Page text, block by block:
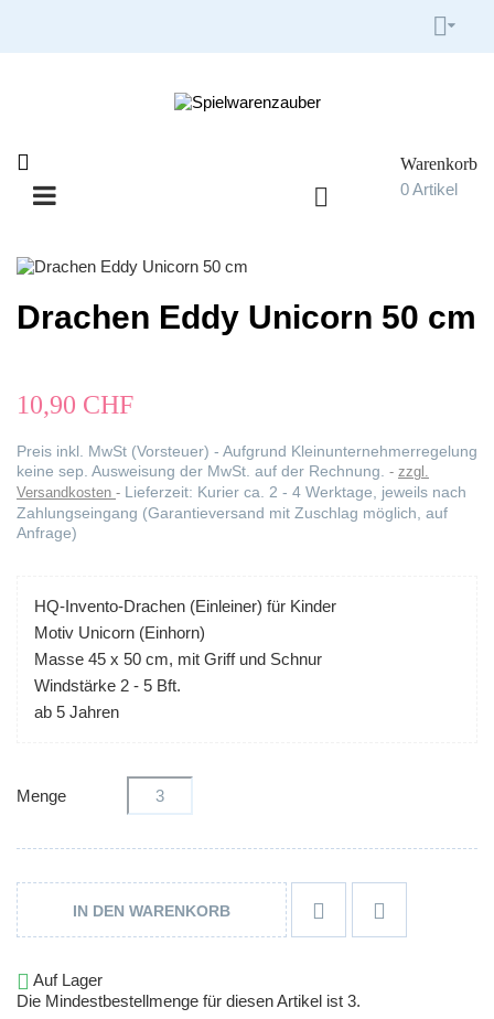

Warenkorb
0Artikel


Navigation
Drachen Eddy Unicorn 50 cm
10,90 CHF
Preis inkl. MwSt (Vorsteuer) - Aufgrund Kleinunternehmerregelung
keine sep. Ausweisung der MwSt. auf der Rechnung.
zzgl.
Versandkosten
Lieferzeit: Kurier ca. 2 - 4 Werktage, jeweils nach
Zahlungseingang (Garantieversand mit Zuschlag möglich, auf
Anfrage)
HQ-Invento-Drachen (Einleiner) für Kinder
Motiv Unicorn (Einhorn)
Masse 45 x 50 cm, mit Griff und Schnur
Windstärke 2 - 5 Bft.
ab 5 Jahren
Menge
IN DEN WARENKORB  
 Auf Lager
Die Mindestbestellmenge für diesen Artikel ist 3.